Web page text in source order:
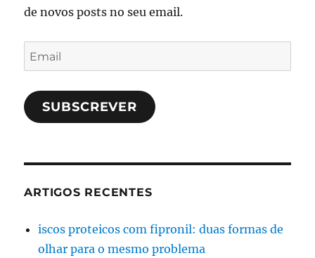
de novos posts no seu email.
Email
SUBSCREVER
ARTIGOS RECENTES
iscos proteicos com fipronil: duas formas de
olhar para o mesmo problema